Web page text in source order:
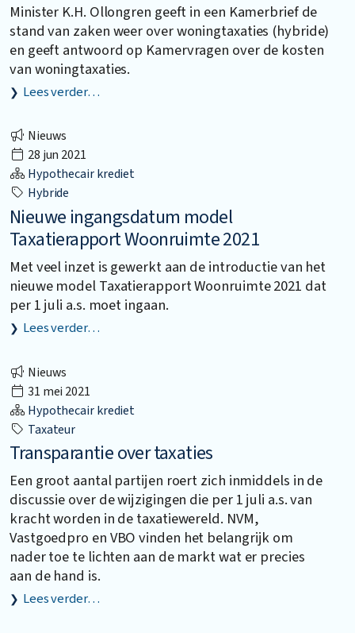
Minister K.H. Ollongren geeft in een Kamerbrief de
stand van zaken weer over woningtaxaties (hybride)
en geeft antwoord op Kamervragen over de kosten
van woningtaxaties.
Lees verder…
Nieuws
28 jun 2021
Hypothecair krediet
Hybride
Nieuwe ingangsdatum model
Taxatierapport Woonruimte 2021
Met veel inzet is gewerkt aan de introductie van het
nieuwe model Taxatierapport Woonruimte 2021 dat
per 1 juli a.s. moet ingaan.
Lees verder…
Nieuws
31 mei 2021
Hypothecair krediet
Taxateur
Transparantie over taxaties
Een groot aantal partijen roert zich inmiddels in de
discussie over de wijzigingen die per 1 juli a.s. van
kracht worden in de taxatiewereld. NVM,
Vastgoedpro en VBO vinden het belangrijk om
nader toe te lichten aan de markt wat er precies
aan de hand is.
Lees verder…